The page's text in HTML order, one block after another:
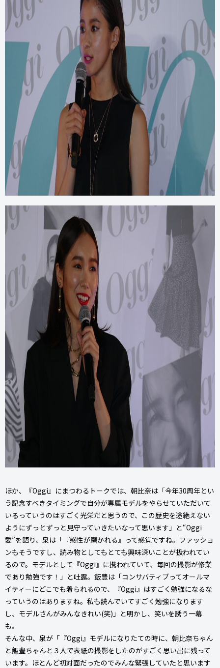
ほか、『Oggi』にまつわるトークでは、朝比奈は「今年30周年とい
う記念すべきタイミングで自分が専属モデルをやらせていただいて
いるっていうのはすごく光栄だと思うので、この歴史を途絶えない
ようにずっとずっと見守っていきたいなって思います」と“Oggi
愛”を語り、泉は「『感性が磨かれる』って感覚ですね。ファッショ
ンもそうですし、読み物としてもとても興味深いことが扱われてい
るので。モデルとして『Oggi』に携われていて、毎回の撮影が修業
であり勉強です！」と吐露。飯豊は「コンサバティブってオールマ
イティーにどこでも着られるので、『Oggi』はすごく勉強になるな
っていうのはありますね。私も読んでいてすごく勉強になります
し、モデルさんがみんなきれい(笑)」と明かし、笑いを誘う一幕
も。
そんな中、泉が「『Oggi』モデルになりたての時に、朝比奈ちゃん
と飯豊ちゃんと３人で表紙の撮影をしたのがすごく思い出に残って
います。ほとんど初対面だったのでみんな緊張していたと思います